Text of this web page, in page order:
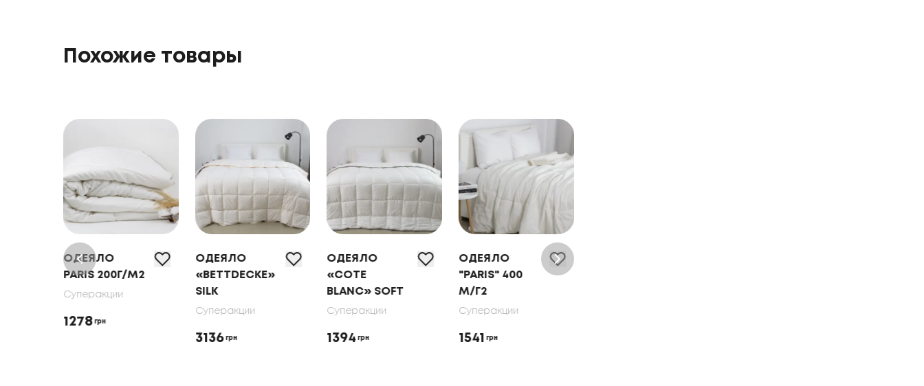
Похожие товары
ОДЕЯЛО
PARIS 200Г/М2
Суперакции
1278 грн
ОДЕЯЛО
«BETTDECKE»
SILK
Суперакции
3136 грн
ОДЕЯЛО
«COTE
BLANC» SOFT
Суперакции
1394 грн
ОДЕЯЛО
"PARIS" 400
М/Г2
Суперакции
1541 грн